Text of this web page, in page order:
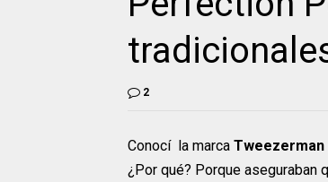
2
Conocí la marca Tweezerman
¿Por qué? Porque aseguraban